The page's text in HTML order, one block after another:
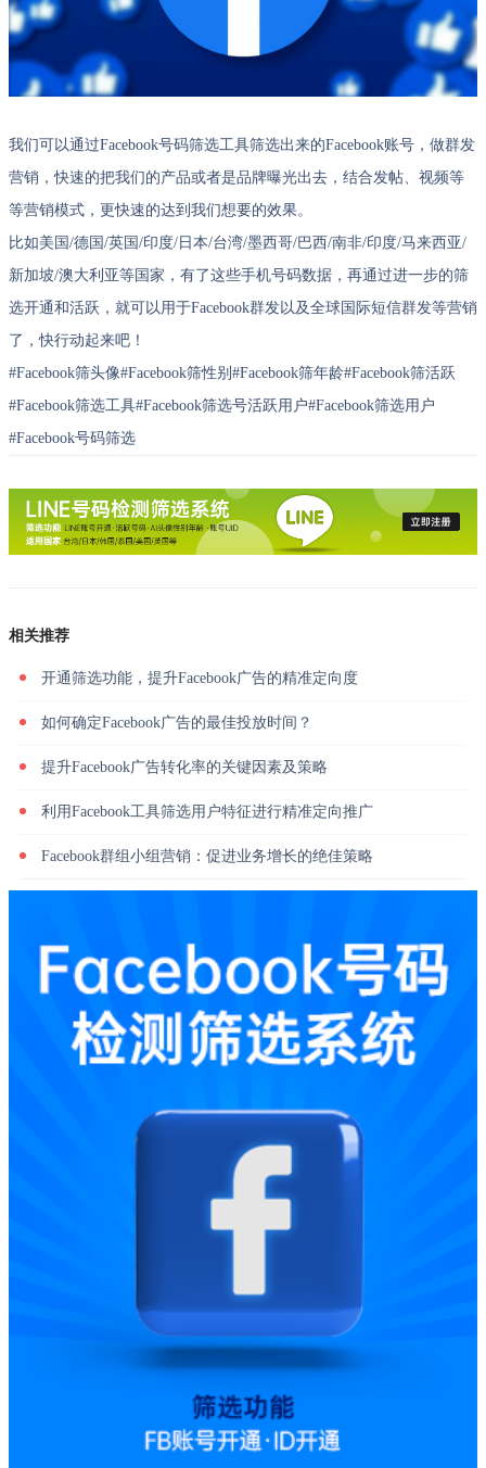
我们可以通过Facebook号码筛选工具筛选出来的Facebook账号，做群发
营销，快速的把我们的产品或者是品牌曝光出去，结合发帖、视频等
等营销模式，更快速的达到我们想要的效果。
比如美国/德国/英国/印度/日本/台湾/墨西哥/巴西/南非/印度/马来西亚/
新加坡/澳大利亚等国家，有了这些手机号码数据，再通过进一步的筛
选开通和活跃，就可以用于Facebook群发以及全球国际短信群发等营销
了，快行动起来吧！
#Facebook筛头像#Facebook筛性别#Facebook筛年龄#Facebook筛活跃
#Facebook筛选工具#Facebook筛选号活跃用户#Facebook筛选用户
#Facebook号码筛选
相关推荐
开通筛选功能，提升Facebook广告的精准定向度
如何确定Facebook广告的最佳投放时间？
提升Facebook广告转化率的关键因素及策略
利用Facebook工具筛选用户特征进行精准定向推广
Facebook群组小组营销：促进业务增长的绝佳策略